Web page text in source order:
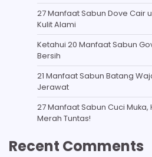
27 Manfaat Sabun Dove Cair
Kulit Alami
Ketahui 20 Manfaat Sabun
Bersih
21 Manfaat Sabun Batang
Jerawat
27 Manfaat Sabun Cuci
Merah Tuntas!
Recent Comments